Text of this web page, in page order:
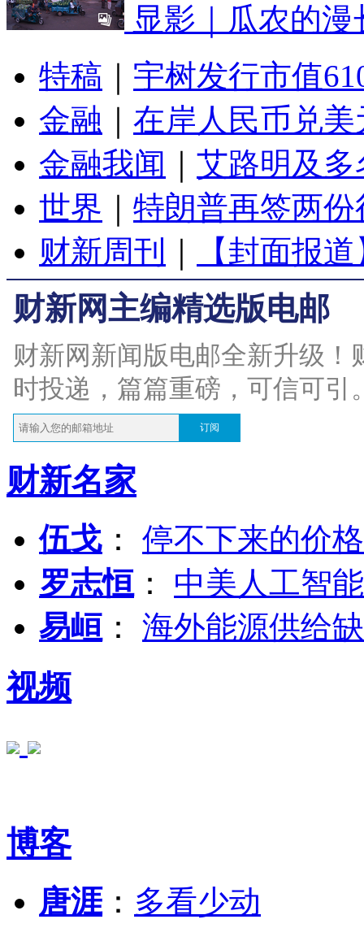
显影｜瓜农的漫
特稿
宇树发行市值
金融
在岸人民币兑
金融我闻
艾路明及
世界
特朗普再签两
财新周刊
【封面报
财新网主编精选版电邮
财新网新闻版电邮全新升级
时投递，篇篇重磅，可信可引
订阅
财新名家
伍戈 ： 停不下来的价
罗志恒 ： 中美人工智
易峘 ： 海外能源供给
视频
博客
唐涯： 多看少动